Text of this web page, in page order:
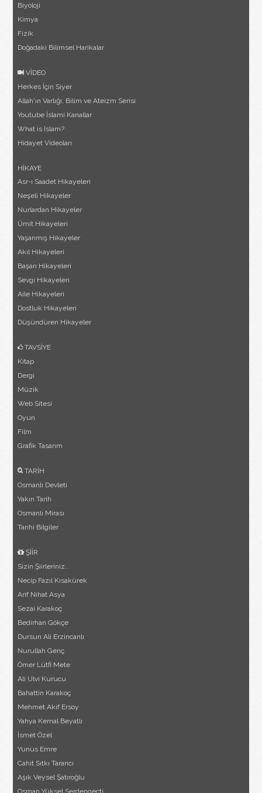
Biyoloji
Kimya
Fizik
Doğadaki Bilimsel Harikalar
VİDEO
Herkes İçin Siyer
Allah'ın Varlığı, Bilim ve Ateizm Serisi
Youtube İslami Kanallar
What is Islam?
Hidayet Videoları
HİKAYE
Asr-ı Saadet Hikayeleri
Neşeli Hikayeler
Nurlardan Hikayeler
Ümit Hikayeleri
Yaşanmış Hikayeler
Akıl Hikayeleri
Başarı Hikayeleri
Sevgi Hikayeleri
Aile Hikayeleri
Dostluk Hikayeleri
Düşündüren Hikayeler
TAVSİYE
Kitap
Dergi
Müzik
Web Sitesi
Oyun
Film
Grafik Tasarım
TARİH
Osmanlı Devleti
Yakın Tarih
Osmanlı Mirası
Tarihi Bilgiler
ŞİİR
Sizin Şiirleriniz..
Necip Fazıl Kısakürek
Arif Nihat Asya
Sezai Karakoç
Bedirhan Gökçe
Dursun Ali Erzincanlı
Nurullah Genç
Ömer Lütfi Mete
Ali Ulvi Kurucu
Bahattin Karakoç
Mehmet Akif Ersoy
Yahya Kemal Beyatlı
İsmet Özel
Yunus Emre
Cahit Sıtkı Tarancı
Aşık Veysel Şatıroğlu
Osman Yüksel Serdengeçti